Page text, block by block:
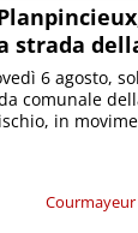
strada
Courmayeur
6 agosto,
comunale
in